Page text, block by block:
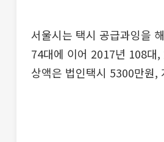
서울시는 택시 공급과잉을
74대에 이어 2017년 108대
상액은 법인택시 5300만원,